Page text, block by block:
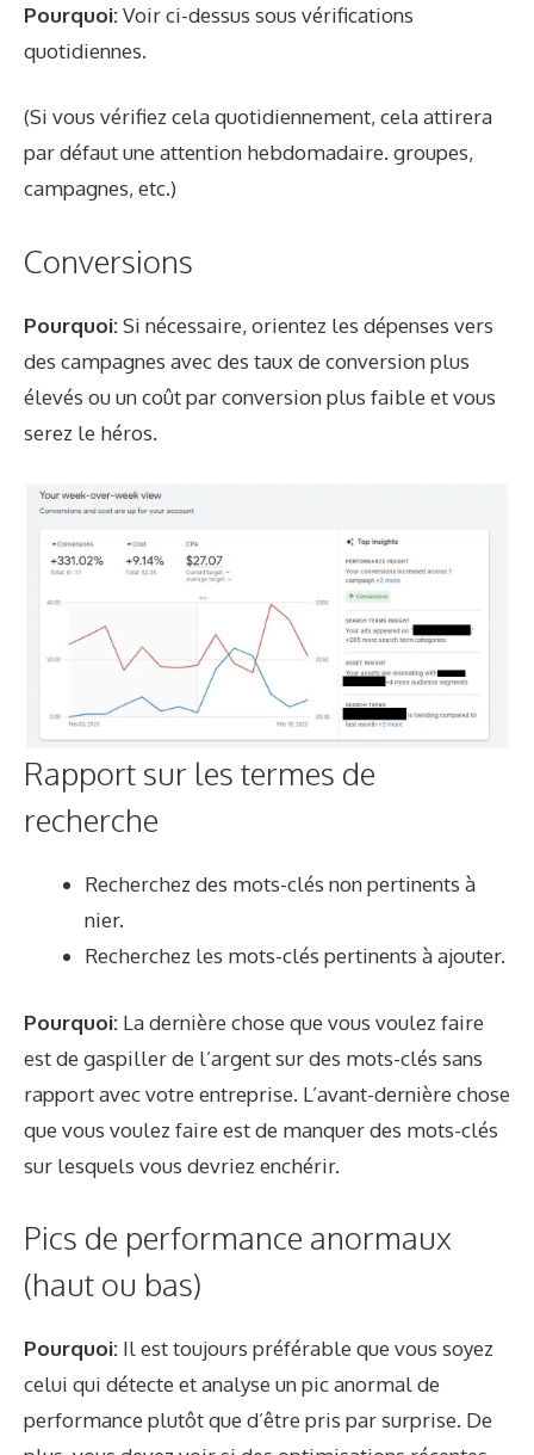
Pourquoi:Voir ci-dessus sous vérifications
quotidiennes.
(Si vous vérifiez cela quotidiennement, cela attirera
par défaut une attention hebdomadaire. groupes,
campagnes, etc.)
Conversions
Pourquoi:Si nécessaire, orientez les dépenses vers
des campagnes avec des taux de conversion plus
élevés ou un coût par conversion plus faible et vous
serez le héros.
Rapport sur les termes de
recherche
Recherchez des mots-clés non pertinents à
nier.
Recherchez les mots-clés pertinents à ajouter.
Pourquoi: La dernière chose que vous voulez faire
est de gaspiller de l’argent sur des mots-clés sans
rapport avec votre entreprise. L’avant-dernière chose
que vous voulez faire est de manquer des mots-clés
sur lesquels vous devriez enchérir.
Pics de performance anormaux
(haut ou bas)
Pourquoi: Il est toujours préférable que vous soyez
celui qui détecte et analyse un pic anormal de
performance plutôt que d’être pris par surprise. De